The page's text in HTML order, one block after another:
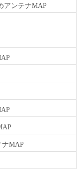
アンテナMAP
MAP